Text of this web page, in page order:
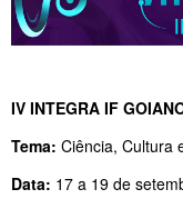
IV INTEGRA IF
Tema: Ciência, Cultura
Data: 17 a 19 de